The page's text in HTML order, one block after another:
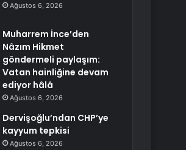
Ağustos 6, 2026
Muharrem İnce’den
Nâzım Hikmet
göndermeli paylaşım:
Vatan hainliğine devam
ediyor hâlâ
Ağustos 6, 2026
Dervişoğlu’ndan CHP’ye
kayyum tepkisi
Ağustos 6, 2026